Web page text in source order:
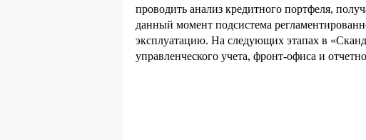
проводить анализ кредитного портфеля,
данный момент подсистема
эксплуатацию. На следующих этапах в
управленческого учета, фронт-офиса и